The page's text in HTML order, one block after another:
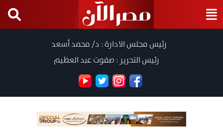
رئيس مجلس الادارة : د/ محمد أسعد
رئيس التحرير : صفوت عبد العظيم